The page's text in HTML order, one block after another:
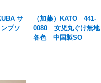
サ
プソ
（加藤）KATO 441-
0080 女児丸ぐけ無地
各色 中国製SO